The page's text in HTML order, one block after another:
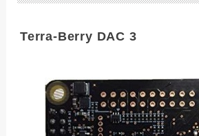
Terra-Berry DAC 3